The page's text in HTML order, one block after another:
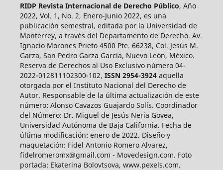
RIDP Revista Internacional de Derecho Público, Año
2022, Vol. 1, No. 2, Enero-Junio 2022, es una
publicación semestral, editada por la Universidad de
Monterrey, a través del Departamento de Derecho. Av.
Ignacio Morones Prieto 4500 Pte. 66238, Col. Jesús M.
Garza, San Pedro Garza García, Nuevo León, México.
Reserva de Derechos al Uso Exclusivo número 04-
2022-012811102300-102, ISSN 2954-3924aquella
otorgada por el Instituto Nacional del Derecho de
Autor. Responsable de la última actualización de este
número: Alonso Cavazos Guajardo Solís. Coordinador
del Número: Dr. Miguel de Jesús Neria Govea,
Universidad Autónoma de Baja California. Fecha de
última modificación: enero de 2022. Diseño y
maquetación: Fidel Antonio Romero Alvarez,
fidelromeromx@gmail.com - Movedesign.com. Foto
portada: Ekaterina Bolovtsova, www.pexels.com.